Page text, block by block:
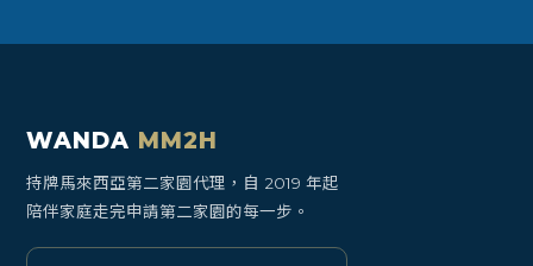
WANDA MM2H
持牌馬來西亞第二家園代理，自 2019 年起
陪伴家庭走完申請第二家園的每一步。